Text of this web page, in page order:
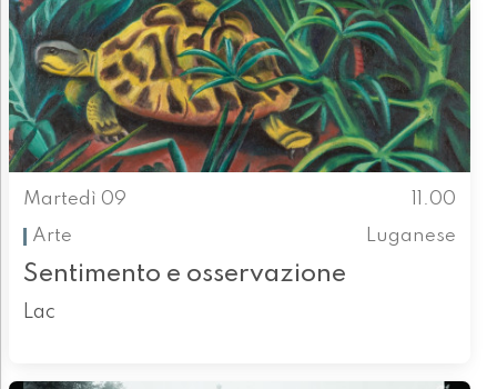
Martedì 09
11.00
Arte
Luganese
Sentimento e osservazione
Lac